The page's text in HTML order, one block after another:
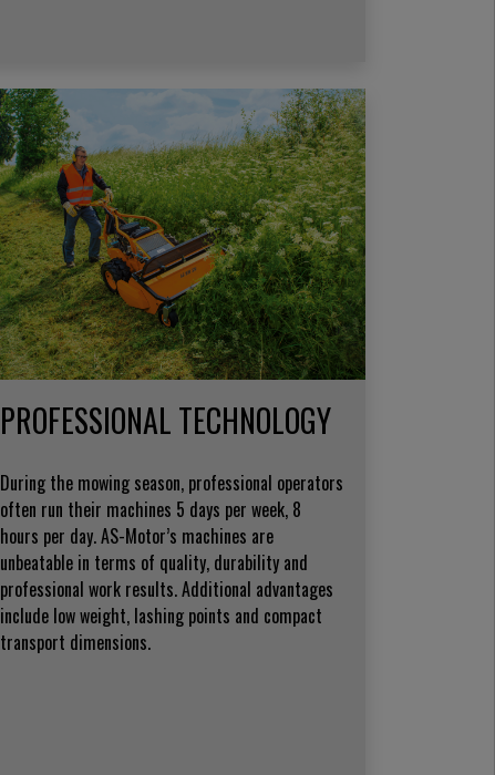
PROFESSIONAL TECHNOLOGY
During the mowing season, professional operators
often run their machines 5 days per week, 8
hours per day. AS-Motor’s machines are
unbeatable in terms of quality, durability and
professional work results. Additional advantages
include low weight, lashing points and compact
transport dimensions.